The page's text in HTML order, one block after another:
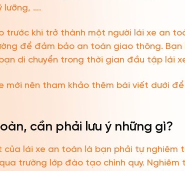
lưỡng, ….
trước khi trở thành một người lái xe an
để đảm bảo an toàn giao thông.
di chuyển trong thời gian đầu tập lái
mới nên tham khảo thêm bài viết dưới
cần phải lưu ý những gì?
lái xe an toàn là bạn phải tự nghiêm
qua trường lớp đào tạo chình quy.